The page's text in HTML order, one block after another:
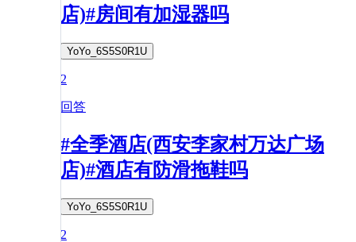
店)#房间有加湿器吗
YoYo_6S5S0R1U
2
回答
#全季酒店(西安李家村万达广场
店)#酒店有防滑拖鞋吗
YoYo_6S5S0R1U
2